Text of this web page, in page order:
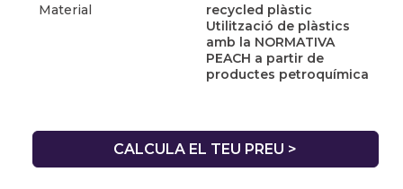
Material
recycled plàstic
Utilització de plàstics
amb la NORMATIVA
PEACH a partir de
productes petroquímica
CALCULA EL TEU PREU >